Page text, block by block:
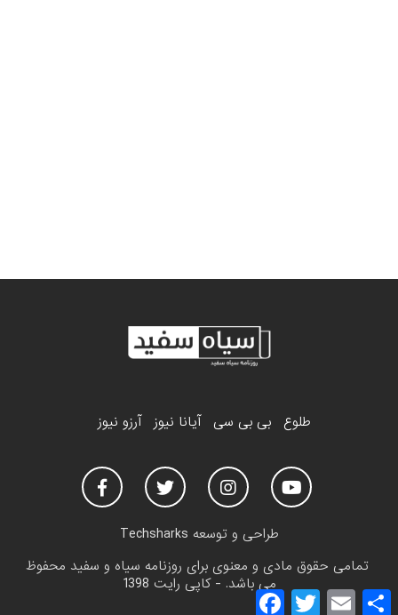
طلوع بی بی سی آیانا نیوز آرزو نیوز
طراحی و توسعه Techsharks
تمامی حقوق مادی و معنوی برای روزنامه سیاه و سفید محفوظ
می باشد. - کاپی رایت 1398
F
T
E